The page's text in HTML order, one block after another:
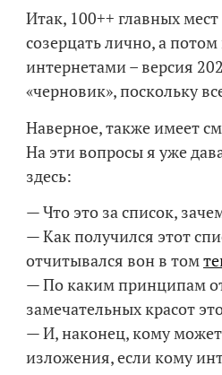
Итак, 100++ главных мест
созерцать лично, а
интернетами – версия
«черновик», поскольку
Наверное, также имеет
На эти вопросы я уже
здесь:
— Что это за список,
— Как получился этот
отчитывался вон в том
— По каким принципам
замечательных красот
— И, наконец, кому может
изложения, если кому